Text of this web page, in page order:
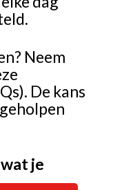
Neem
De kans
je